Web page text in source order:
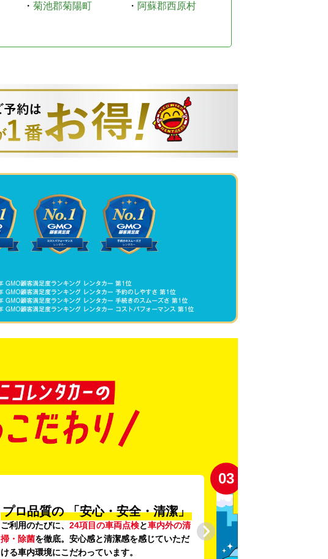
・ 菊池郡菊陽町 ・ 阿蘇郡西原村
プロ品質の 「安心・安全・清潔」
ご利用のたびに、 24項目の車両点検と車内外の清
掃・除菌を徹底。安心感と清潔感を感じていただ
ける車内環境にこだわっています。
03